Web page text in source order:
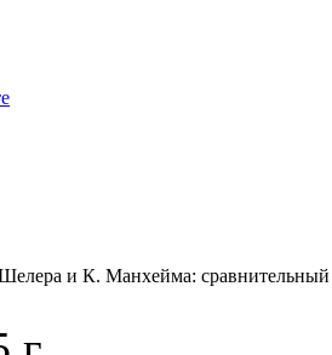
и К. Манхейма: сравнительный